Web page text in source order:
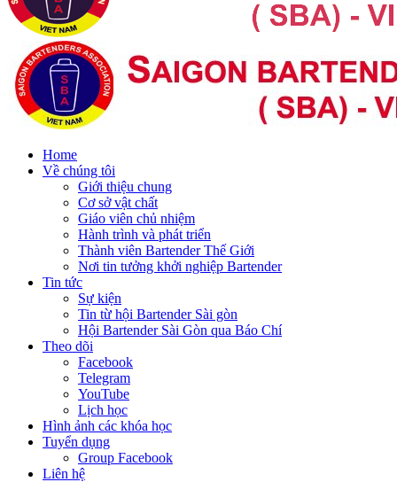
Home
Về chúng tôi
Giới thiệu chung
Cơ sở vật chất
Giáo viên chủ nhiệm
Hành trình và phát triển
Thành viên Bartender Thế Giới
Nơi tin tưởng khởi nghiệp Bartender
Tin tức
Sự kiện
Tin từ hội Bartender Sài gòn
Hội Bartender Sài Gòn qua Báo Chí
Theo dõi
Facebook
Telegram
YouTube
Lịch học
Hình ảnh các khóa học
Tuyển dụng
Group Facebook
Liên hệ